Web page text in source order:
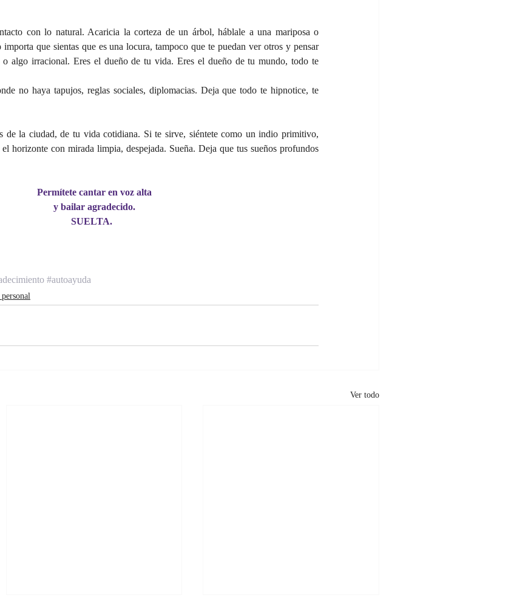
con lo natural. Acaricia la corteza de un árbol, háblale a una mariposa o
que sientas que es una locura, tampoco que te puedan ver otros y pensar
o algo irracional. Eres el dueño de tu vida. Eres el dueño de tu mundo, todo te
no haya tapujos, reglas sociales, diplomacias. Deja que todo te hipnotice, te
de la ciudad, de tu vida cotidiana. Si te sirve, siéntete como un indio primitivo,
horizonte con mirada limpia, despejada. Sueña. Deja que tus sueños profundos
Permítete cantar en voz alta
y bailar agradecido.
SUELTA.
#autoayuda
Ver todo